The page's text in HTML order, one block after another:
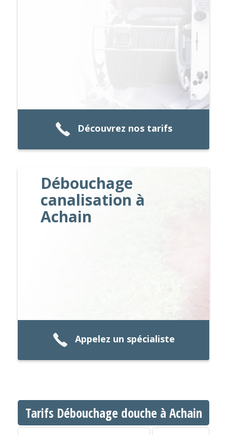
Découvrez nos tarifs
Débouchage
canalisation à
Achain
Appelez un spécialiste
Tarifs Débouchage douche à Achain